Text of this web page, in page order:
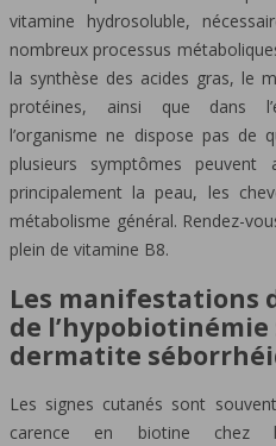
vitamine hydrosoluble,
nombreux processus
la synthèse des acides gras, le
protéines, ainsi que dans
l’organisme ne dispose pas de
plusieurs symptômes
principalement la peau, les
métabolisme général. Rendez-
plein de vitamine B8.
Les manifestations
de l’hypobiotinémie
dermatite
Les signes cutanés sont
carence en biotine chez